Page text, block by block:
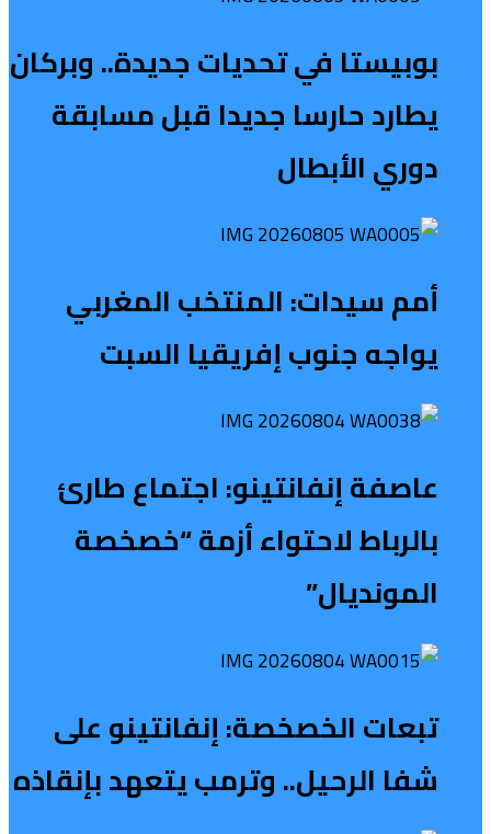
بوبيستا في تحديات جديدة.. وبركان
يطارد حارسا جديدا قبل مسابقة
دوري الأبطال
أمم سيدات: المنتخب المغربي
يواجه جنوب إفريقيا السبت
عاصفة إنفانتينو: اجتماع طارئ
بالرباط لاحتواء أزمة “خصخصة
المونديال”
تبعات الخصخصة: إنفانتينو على
شفا الرحيل.. وترمب يتعهد بإنقاذه